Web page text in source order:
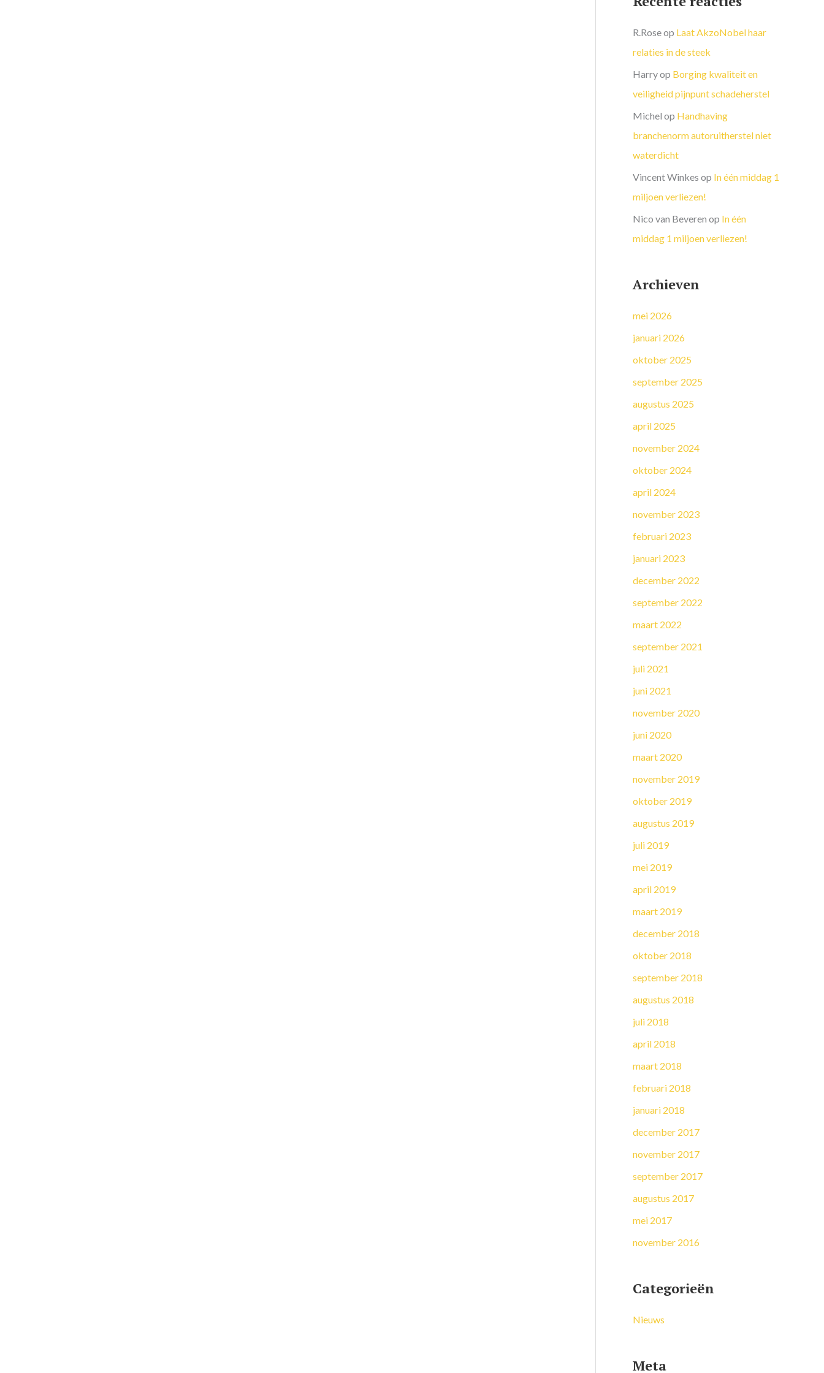
R.Roseop Laat AkzoNobel haar
relaties in de steek
Harryop Borging kwaliteit en
veiligheid pijnpunt schadeherstel
Michel op Handhaving
branchenorm autoruitherstel niet
waterdicht
Vincent Winkes op In één middag 1
miljoen verliezen!
Nico van Beveren op In één
middag 1 miljoen verliezen!
Archieven
mei 2026
januari 2026
oktober 2025
september 2025
augustus 2025
april 2025
november 2024
oktober 2024
april 2024
november 2023
februari 2023
januari 2023
december 2022
september 2022
maart 2022
september 2021
juli 2021
juni 2021
november 2020
juni 2020
maart 2020
november 2019
oktober 2019
augustus 2019
juli 2019
mei 2019
april 2019
maart 2019
december 2018
oktober 2018
september 2018
augustus 2018
juli 2018
april 2018
maart 2018
februari 2018
januari 2018
december 2017
november 2017
september 2017
augustus 2017
mei 2017
november 2016
Categorieën
Nieuws
Meta